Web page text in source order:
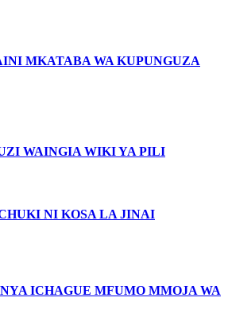
MKATABA WA KUPUNGUZA
WAINGIA WIKI YA PILI
NI KOSA LA JINAI
ICHAGUE MFUMO MMOJA WA